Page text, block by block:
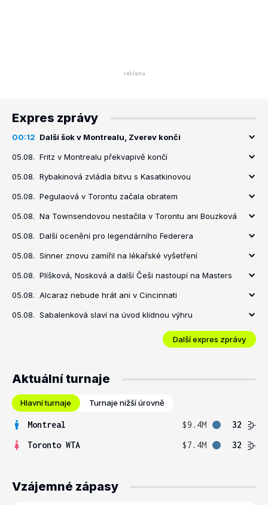
Expres zprávy
00:12 Další šok v Montrealu, Zverev končí
05.08. Fritz v Montrealu překvapivě končí
05.08. Rybakinová zvládla bitvu s Kasatkinovou
05.08. Pegulaová v Torontu začala obratem
05.08. Na Townsendovou nestačila v Torontu ani Bouzková
05.08. Další ocenění pro legendárního Federera
05.08. Sinner znovu zamířil na lékařské vyšetření
05.08. Plíšková, Nosková a další Češi nastoupí na Masters
05.08. Alcaraz nebude hrát ani v Cincinnati
05.08. Sabalenková slaví na úvod klidnou výhru
Další expres zprávy
Aktuální turnaje
Hlavní turnaje Turnaje nižší úrovně
Montreal $9.4M
32
Toronto WTA
$7.4M 32
Vzájemné zápasy